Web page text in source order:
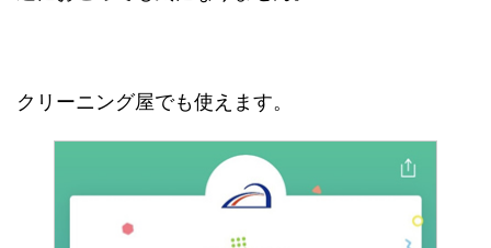
クリーニング屋でも使えます。